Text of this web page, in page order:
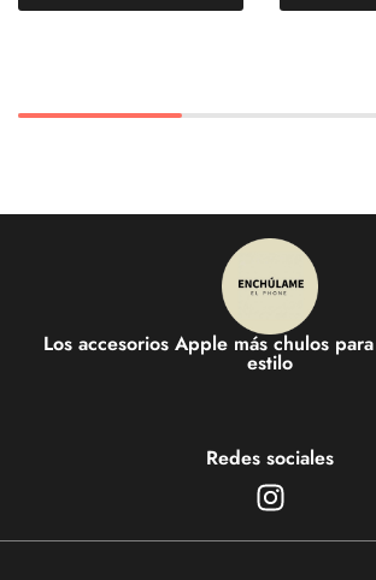
Los accesorios Apple más chulos
estilo
Redes sociales